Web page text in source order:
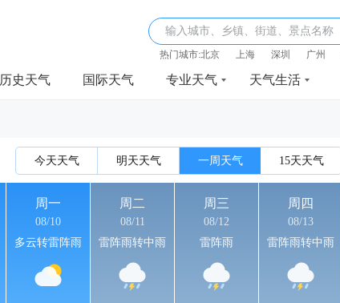
输入城市、乡镇、街道、景点名称
热门城市:北京 上海 深圳 广州
历史天气 国际天气 专业天气 天气生活
今天天气 明天天气 一周天气 15天天气
周一
08/10
多云转雷阵雨
周二
08/11
雷阵雨转中雨
周三
08/12
雷阵雨
周四
08/13
雷阵雨转中雨